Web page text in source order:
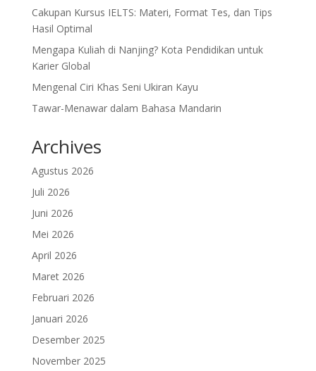
Cakupan Kursus IELTS: Materi, Format Tes, dan Tips
Hasil Optimal
Mengapa Kuliah di Nanjing? Kota Pendidikan untuk
Karier Global
Mengenal Ciri Khas Seni Ukiran Kayu
Tawar-Menawar dalam Bahasa Mandarin
Archives
Agustus 2026
Juli 2026
Juni 2026
Mei 2026
April 2026
Maret 2026
Februari 2026
Januari 2026
Desember 2025
November 2025